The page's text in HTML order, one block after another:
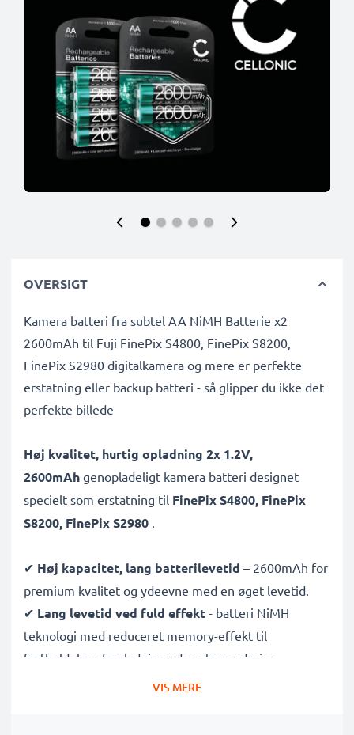
OVERSIGT
Kamera batteri fra subtel AA NiMH Batterie x2
2600mAh til Fuji FinePix S4800, FinePix S8200,
FinePix S2980 digitalkamera og mere er perfekte
erstatning eller backup batteri - så glipper du ikke det
perfekte billede
Høj kvalitet, hurtig opladning 2x 1.2V,
2600mAh genopladeligt kamera batteri designet
specielt som erstatning til FinePix S4800, FinePix
S8200, FinePix S2980 .
✔ Høj kapacitet, lang batterilevetid – 2600mAh for
premium kvalitet og ydeevne med en øget levetid.
✔ Lang levetid ved fuld effekt - batteri NiMH
teknologi med reduceret memory-effekt til
fastholdelse af opladning uden strømudsving.
- færre opladninger og mindre
VIS MERE